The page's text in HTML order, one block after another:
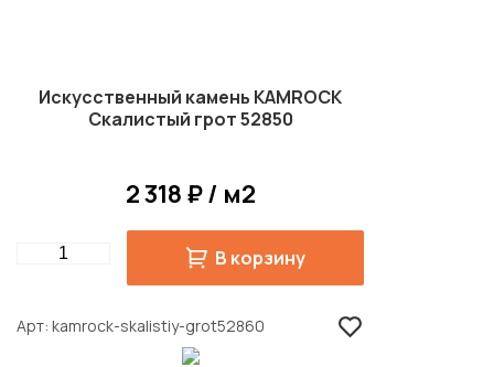
Искусственный камень KAMROCK
Скалистый грот 52850
2 318 ₽ / м2
Quantity В корзину
Арт kamrock-skalistiy-grot52860